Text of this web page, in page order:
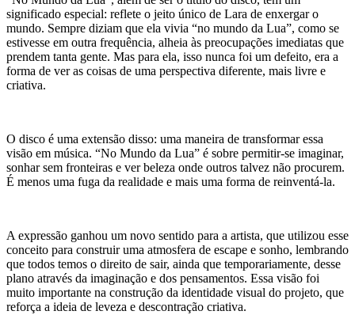
significado especial: reflete o jeito único de Lara de enxergar o
mundo. Sempre diziam que ela vivia “no mundo da Lua”, como se
estivesse em outra frequência, alheia às preocupações imediatas que
prendem tanta gente. Mas para ela, isso nunca foi um defeito, era a
forma de ver as coisas de uma perspectiva diferente, mais livre e
criativa.
O disco é uma extensão disso: uma maneira de transformar essa
visão em música. “No Mundo da Lua” é sobre permitir-se imaginar,
sonhar sem fronteiras e ver beleza onde outros talvez não procurem.
É menos uma fuga da realidade e mais uma forma de reinventá-la.
A expressão ganhou um novo sentido para a artista, que utilizou esse
conceito para construir uma atmosfera de escape e sonho, lembrando
que todos temos o direito de sair, ainda que temporariamente, desse
plano através da imaginação e dos pensamentos. Essa visão foi
muito importante na construção da identidade visual do projeto, que
reforça a ideia de leveza e descontração criativa.